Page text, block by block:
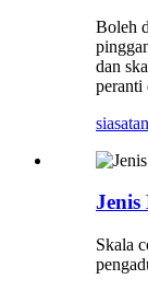
Boleh
dan
peranti
siasatan
Jenis
Skala